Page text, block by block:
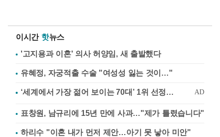
이시간 핫뉴스
'고지용과 이혼' 의사 허양임, 새 출발했다
유혜정, 자궁적출 수술 "여성성 잃는 것이…"
표창원, 남규리에 15년 만에 사과…"제가 틀렸습니다"
하리수 "이혼 내가 먼저 제안…아기 못 낳아 미안"